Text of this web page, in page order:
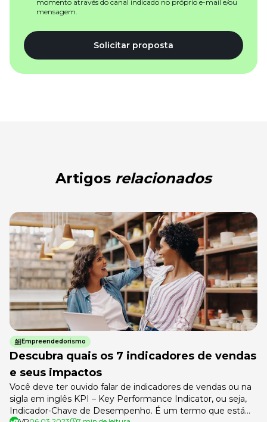
momento através do canal indicado no próprio e-mail e/ou
mensagem.
Solicitar proposta
Artigos relacionados
Empreendedorismo
Descubra quais os 7 indicadores de vendas
e seus impactos
Você deve ter ouvido falar de indicadores de vendas ou na
sigla em inglês KPI – Key Performance Indicator, ou seja,
Indicador-Chave de Desempenho. É um termo que está